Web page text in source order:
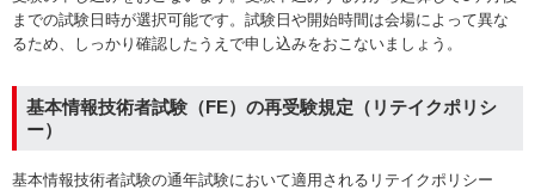
までの試験日時が選択可能です。試験日や開始時間は会場によって異な
るため、しっかり確認したうえで申し込みをおこないましょう。
基本情報技術者試験（FE）の再受験規定（リテイクポリシ
ー）
基本情報技術者試験の通年試験において適用されるリテイクポリシー